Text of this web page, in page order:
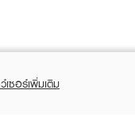
เซอร์เพิ่มเติม